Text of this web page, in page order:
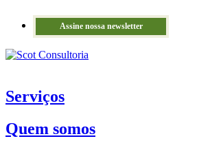
Assine nossa newsletter
Serviços
Quem somos